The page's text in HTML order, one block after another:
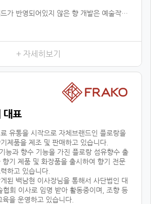
가 반영되어있지 않은 향 개발은 예술작품
왔습니다.
회의 커리큘럼은 향료 업계에 있는 모든 향
하고 습득함으로서, 제품 이해 및 분석을 위
실질적으로 제품의 기획단계까지 연결된다
드출시, 향 관련 비즈니스 등의 분야에 더할
에서 접목이 가능한 교육입니다.
+ 자세히보기
대표
유통을 시작으로 자체브랜드인 플로랑을
제품을 제조 및 판매하고 있습니다.
능과 향수 기능을 가진 플로랑 섬유향수 출
향기 제품 및 화장품을 출시하여 향기 전문
하고 있습니다.
된 백남현 이사장님을 통해서 사단법인 대
협회 이사로 임명 받아 활동중이며, 조향 등
을 운영하고 있습니다.